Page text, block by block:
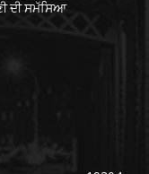
ਦੀ ਸਮੱਸਿਆ